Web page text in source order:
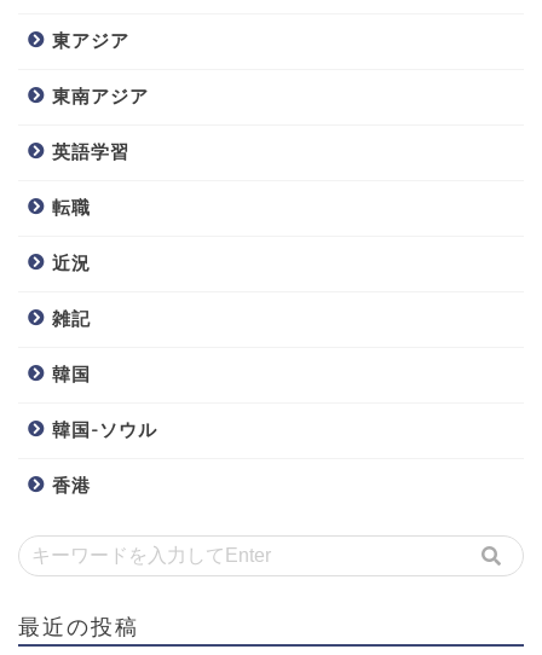
東アジア
東南アジア
英語学習
転職
近況
雑記
韓国
韓国-ソウル
香港
最近の投稿